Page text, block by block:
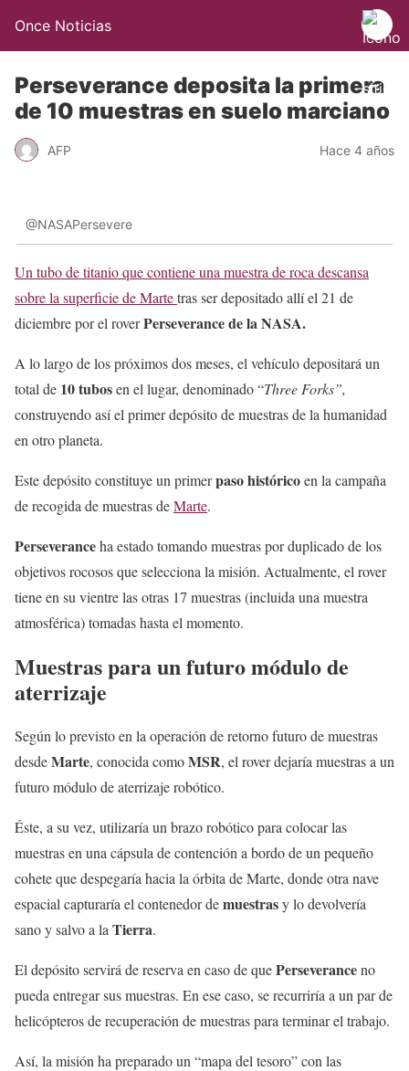
Once Noticias
Perseverance deposita la primera
de 10 muestras en suelo marciano
AFP Hace 4 años
@NASAPersevere
Un tubo de titanio que contiene una muestra de roca descansa
sobre la superficie de Martetras ser depositado allí el 21 de
diciembre por el roverPerseverance de la NASA.
A lo largo de los próximos dos meses, el vehículo depositará un
total de 10 tubosen el lugar, denominado “Three Forks”,
construyendo así el primer depósito de muestras de la humanidad
en otro planeta.
Este depósito constituye un primerpaso históricoen la campaña
de recogida de muestras deMarte.
Perseveranceha estado tomando muestras por duplicado de los
objetivos rocosos que selecciona la misión. Actualmente, el rover
tiene en su vientre las otras 17 muestras (incluida una muestra
atmosférica) tomadas hasta el momento.
Muestras para un futuro módulo de
aterrizaje
Según lo previsto en la operación de retorno futuro de muestras
desdeMarte, conocida comoMSR, el rover dejaría muestras a un
futuro módulo de aterrizaje robótico.
Éste, a su vez, utilizaría un brazo robótico para colocar las
muestras en una cápsula de contención a bordo de un pequeño
cohete que despegaría hacia la órbita de Marte, donde otra nave
espacial capturaría el contenedor demuestrasy lo devolvería
sano y salvo a la Tierra.
El depósito servirá de reserva en caso de quePerseveranceno
pueda entregar sus muestras. En ese caso, se recurriría a un par de
helicópteros de recuperación de muestras para terminar el trabajo.
Así, la misión ha preparado un “mapa del tesoro” con las